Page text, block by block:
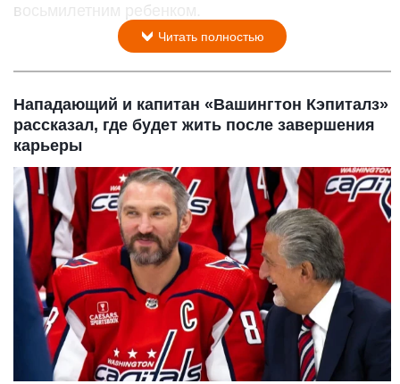
восьмилетним ребенком.
Читать полностью
Нападающий и капитан «Вашингтон Кэпиталз»
рассказал, где будет жить после завершения
карьеры